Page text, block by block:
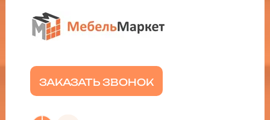
ЗАКАЗАТЬ ЗВОНОК